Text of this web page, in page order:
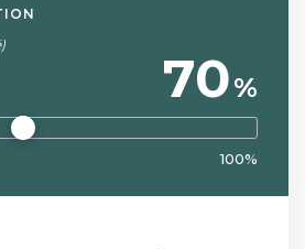
70%
100%